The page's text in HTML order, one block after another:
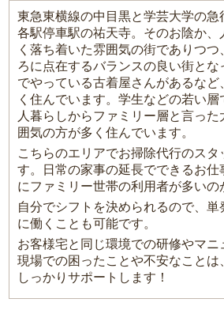
東急東横線の中目黒と学芸大学の
各駅停車駅の祐天寺。そのお陰か、
く落ち着いた雰囲気の街でありつつ
ろに点在するバランスの良い街とな
でやっている古着屋さんがあるなど
く住んでいます。学生などの若い
人暮らしからファミリー層と言っ
囲気の方が多く住んでいます。
こちらのエリアでお掃除代行のスタ
す。日常の家事の延長でできるお仕
にファミリー世帯の利用者が多いの
自分でシフトを決められるので、単
に働くことも可能です。
お客様宅と同じ環境での研修やマ
現場での困ったことや不安なこと
しっかりサポートします！